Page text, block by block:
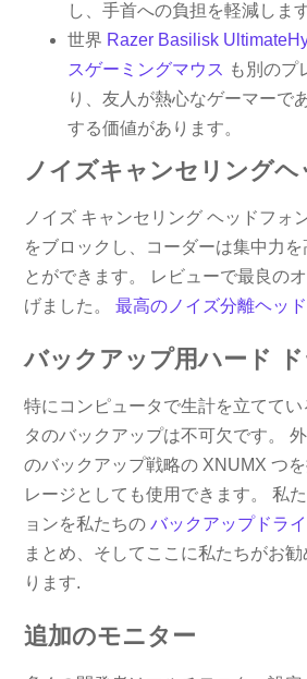
し、手首への負担を軽減します
世界 Razer Basilisk
スゲーミングマウス も別のプ
り、友人が熱心なゲーマーで
する価値があります。
ノイズキャンセリングヘ
ノイズ キャンセリング ヘッドフォ
をブロックし、コーダーは集中力
とができます。 レビューで最良の
げました。最高のノイズ分離ヘッ
バックアップ用ハード
特にコンピュータで生計を立てて
タのバックアップは不可欠です。
のバックアップ戦略の XNUMX つ
レージとしても使用できます。 私
ョンを私たちのバックアップドラ
まとめ、そしてここに私たちがお
ります.
追加のモニター